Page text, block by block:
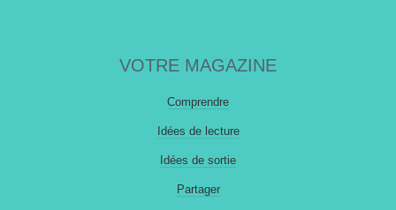
VOTRE MAGAZINE
Comprendre
Idées de lecture
Idées de sortie
Partager